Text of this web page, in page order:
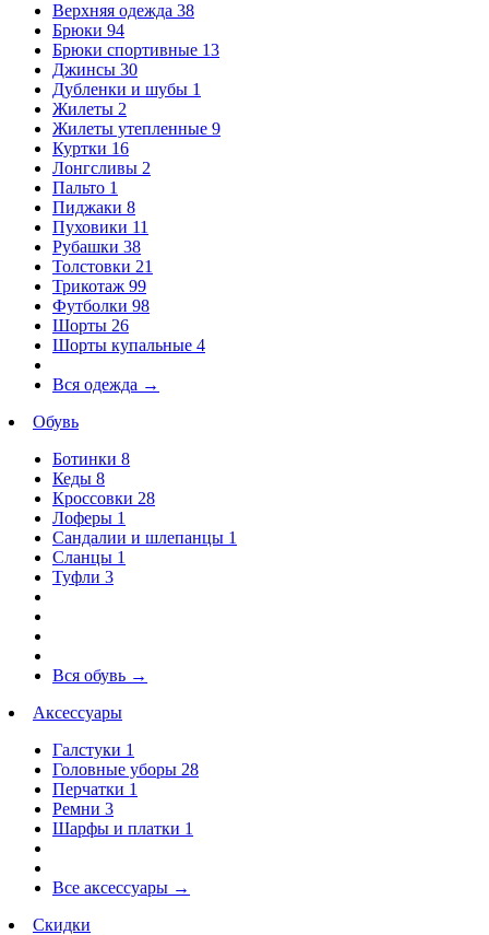
Верхняя одежда 38
Брюки 94
Брюки спортивные 13
Джинсы 30
Дубленки и шубы 1
Жилеты 2
Жилеты утепленные 9
Куртки 16
Лонгсливы 2
Пальто 1
Пиджаки 8
Пуховики 11
Рубашки 38
Толстовки 21
Трикотаж 99
Футболки 98
Шорты 26
Шорты купальные 4
Вся одежда →
Обувь
Ботинки 8
Кеды 8
Кроссовки 28
Лоферы 1
Сандалии и шлепанцы 1
Сланцы 1
Туфли 3
Вся обувь →
Аксессуары
Галстуки 1
Головные уборы 28
Перчатки 1
Ремни 3
Шарфы и платки 1
Все аксессуары →
Скидки